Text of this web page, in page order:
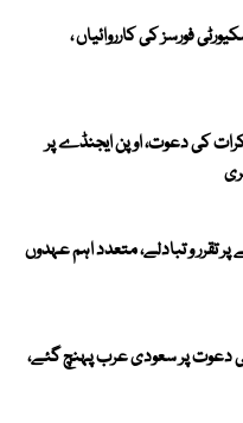
فورسز کی کارروائیاں ،
کی دعوت، اوپن ایجنڈے پر
تقرر و تبادلے، متعدد اہم عہدوں
دعوت پر سعودی عرب پہنچ گئے،